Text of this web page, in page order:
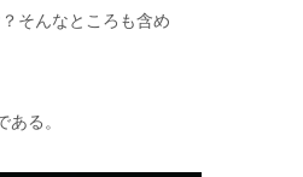
そんなところも含め
る。